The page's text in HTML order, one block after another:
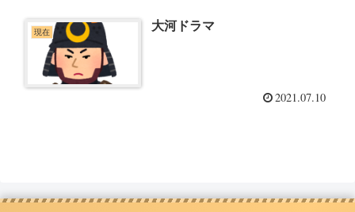
現在 大河ドラマ
2021.07.10